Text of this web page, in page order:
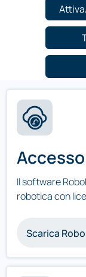
Il software
robotica con
Scarica